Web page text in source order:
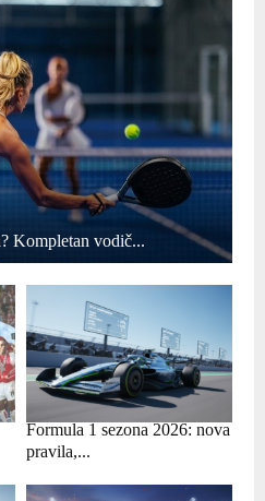
Kompletan vodič...
Formula 1 sezona 2026: nova
pravila,...